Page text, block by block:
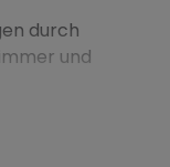
durch
und